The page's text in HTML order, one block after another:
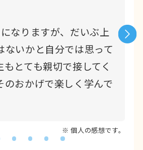
の誤りについてのお詫び
ご愛顧を賜り誠にありが
。
日に熊本市周辺エリアに
容に一部誤りがございま
なりますが、だいぶ上
ないかと自分では思って
もとても親切で接してく
のおかげで楽しく学んで
※ 個人の感想です。